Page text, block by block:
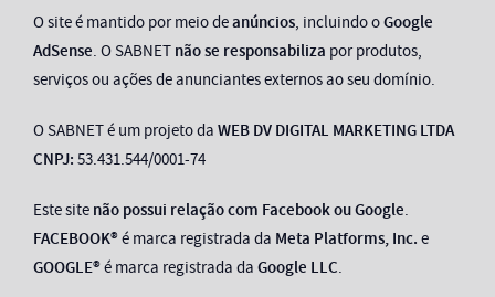
O site é mantido por meio deanúncios, incluindo oGoogle
AdSense. O SABNET não se responsabiliza por produtos,
serviços ou ações de anunciantes externos ao seu domínio.
O SABNET é um projeto da WEB DV DIGITAL MARKETING LTDA
CNPJ: 53.431.544/0001-74
Este site não possui relação com Facebook ou Google.
FACEBOOK®é marca registrada da Meta Platforms, Inc. e
GOOGLE®é marca registrada da Google LLC.